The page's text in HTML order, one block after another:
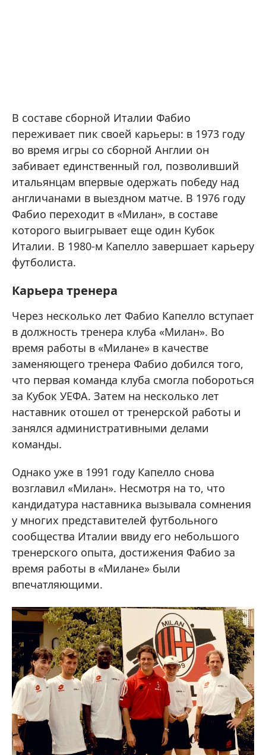
В составе сборной Италии Фабио
переживает пик своей карьеры: в 1973 году
во время игры со сборной Англии он
забивает единственный гол, позволивший
итальянцам впервые одержать победу над
англичанами в выездном матче. В 1976 году
Фабио переходит в «Милан», в составе
которого выигрывает еще один Кубок
Италии. В 1980-м Капелло завершает карьеру
футболиста.
Карьера тренера
Через несколько лет Фабио Капелло вступает
в должность тренера клуба «Милан». Во
время работы в «Милане» в качестве
заменяющего тренера Фабио добился того,
что первая команда клуба смогла побороться
за Кубок УЕФА. Затем на несколько лет
наставник отошел от тренерской работы и
занялся административными делами
команды.
Однако уже в 1991 году Капелло снова
возглавил «Милан». Несмотря на то, что
кандидатура наставника вызывала сомнения
у многих представителей футбольного
сообщества Италии ввиду его небольшого
тренерского опыта, достижения Фабио за
время работы в «Милане» были
впечатляющими.